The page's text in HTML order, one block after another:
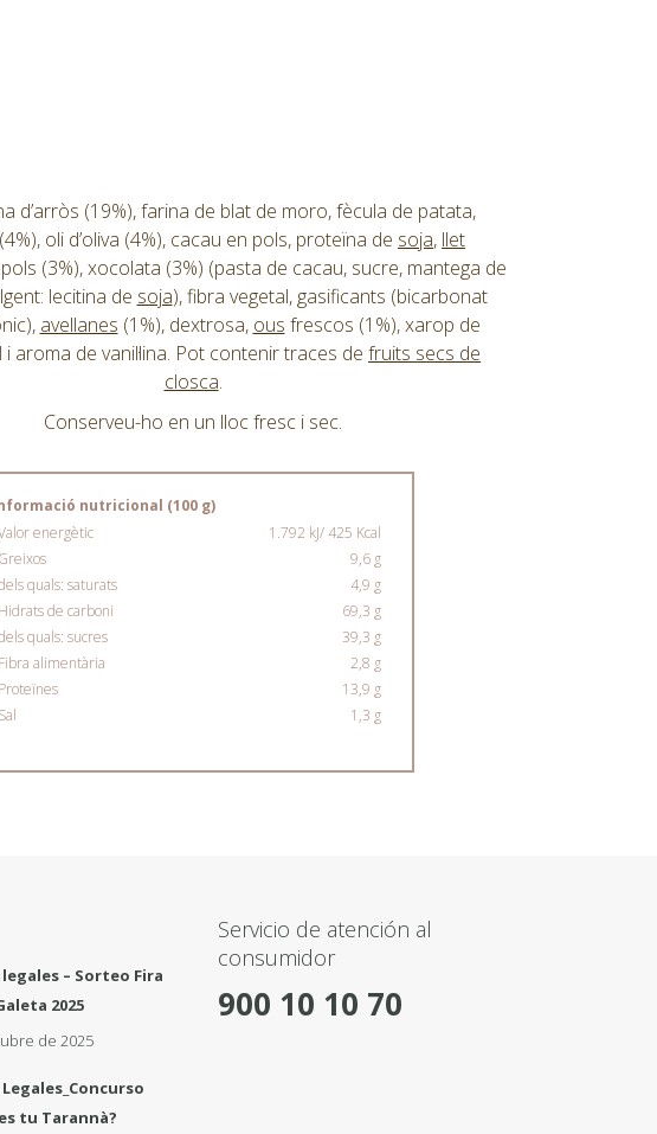
d’arròs (19%), farina de blat de moro, fècula de patata,
(4%), oli d’oliva (4%), cacau en pols, proteïna de soja, llet
(3%), xocolata (3%) (pasta de cacau, sucre, mantega de
lecitina de soja), fibra vegetal, gasificants (bicarbonat
avellanes (1%), dextrosa, ous frescos (1%), xarop de
i aroma de vanil·lina. Pot contenir traces de fruits secs de
closca.
Conserveu-ho en un lloc fresc i sec.
nutricional (100 g)
energètic
1.792 kJ/ 425 Kcal
Greixos
9,6 g
quals: saturats
4,9 g
Hidrats de carboni
69,3 g
quals: sucres
39,3 g
Fibra alimentària
2,8 g
Proteïnes
13,9 g
Sal
1,3 g
legales – Sorteo Fira
2025
de 2025
Legales_Concurso
tu Tarannà?
Servicio de atención al
consumidor
900 10 10 70